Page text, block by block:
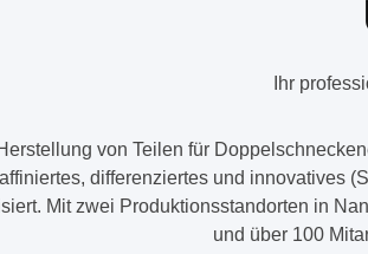
Ihr
von Teilen für
differenziertes und innovatives
Mit zwei Produktionsstandorten in
und über 100